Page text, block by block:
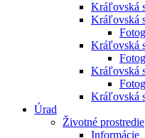
Kráľovská
Kráľovská
Kráľovská
Kráľovská
Kráľovská
Úrad
Životné prostredie
Informácie